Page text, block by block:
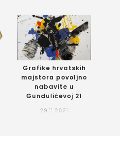
Grafike hrvatskih
majstora povoljno
nabavite u
Gundulićevoj 21
29.11.2021